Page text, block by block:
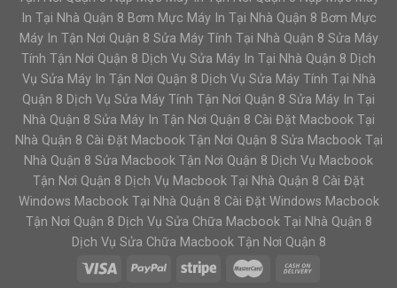
In Tại Nhà Quận 8 Bơm Mực Máy In Tại Nhà Quận 8 Bơm Mực
Máy In Tận Nơi Quận 8 Sửa Máy Tính Tại Nhà Quận 8 Sửa Máy
Tính Tận Nơi Quận 8 Dịch Vụ Sửa Máy In Tại Nhà Quận 8 Dịch
Vụ Sửa Máy In Tận Nơi Quận 8 Dịch Vụ Sửa Máy Tính Tại Nhà
Quận 8 Dịch Vụ Sửa Máy Tính Tận Nơi Quận 8 Sửa Máy In Tại
Nhà Quận 8 Sửa Máy In Tận Nơi Quận 8 Cài Đặt Macbook Tại
Nhà Quận 8 Cài Đặt Macbook Tận Nơi Quận 8 Sửa Macbook Tại
Nhà Quận 8 Sửa Macbook Tận Nơi Quận 8 Dịch Vụ Macbook
Tận Nơi Quận 8 Dịch Vụ Macbook Tại Nhà Quận 8 Cài Đặt
Windows Macbook Tại Nhà Quận 8 Cài Đặt Windows Macbook
Tận Nơi Quận 8 Dịch Vụ Sửa Chữa Macbook Tại Nhà Quận 8
Dịch Vụ Sửa Chữa Macbook Tận Nơi Quận 8